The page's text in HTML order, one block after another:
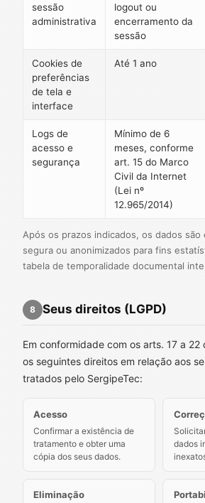
sessão
administrativa
logout ou
encerramento da
sessão
Cookies de
preferências
de tela e
interface
Até 1 ano
Logs de
acesso e
segurança
Mínimo de 6
meses, conforme
art. 15 do Marco
Civil da Internet
(Lei nº
12.965/2014)
Após os prazos indicados, os dados são
segura ou anonimizados para fins
tabela de temporalidade documental
8 Seus direitos (LGPD)
Em conformidade com os arts. 17 a 22
os seguintes direitos em relação aos
tratados pelo SergipeTec:
Acesso
Confirmar a existência de
tratamento e obter uma
cópia dos seus dados.
dados
Eliminação